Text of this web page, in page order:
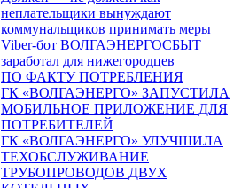
неплательщики вынуждают
коммунальщиков принимать меры
Viber-бот ВОЛГАЭНЕРГОСБЫТ
заработал для нижегородцев
ПО ФАКТУ ПОТРЕБЛЕНИЯ
ГК «ВОЛГАЭНЕРГО» ЗАПУСТИЛА
МОБИЛЬНОЕ ПРИЛОЖЕНИЕ ДЛЯ
ПОТРЕБИТЕЛЕЙ
ГК «ВОЛГАЭНЕРГО» УЛУЧШИЛА
ТЕХОБСЛУЖИВАНИЕ
ТРУБОПРОВОДОВ ДВУХ